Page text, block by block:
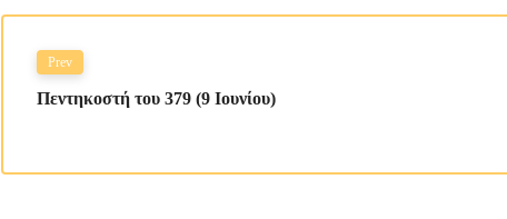
Prev
Πεντηκοστή του 379 (9 Ιουνίου)